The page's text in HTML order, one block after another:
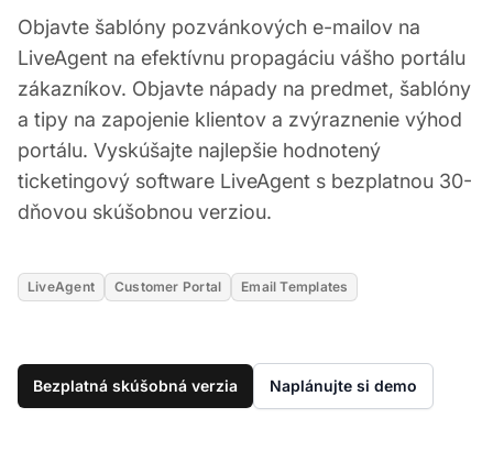
Objavte šablóny pozvánkových e-mailov na
LiveAgent na efektívnu propagáciu vášho portálu
zákazníkov. Objavte nápady na predmet, šablóny
a tipy na zapojenie klientov a zvýraznenie výhod
portálu. Vyskúšajte najlepšie hodnotený
ticketingový software LiveAgent s bezplatnou 30-
dňovou skúšobnou verziou.
LiveAgent Customer Portal Email Templates
Bezplatná skúšobná verzia Naplánujte si demo